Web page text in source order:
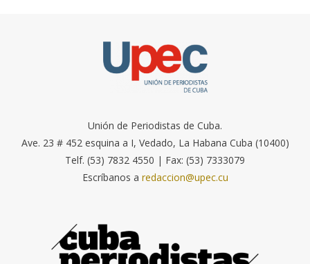
Unión de Periodistas de Cuba.
Ave. 23 # 452 esquina a I, Vedado, La Habana Cuba (10400)
Telf. (53) 7832 4550 | Fax: (53) 7333079
Escríbanos a redaccion@upec.cu